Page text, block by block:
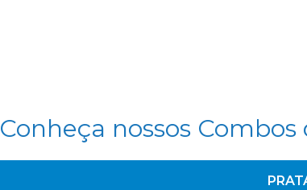
Conheça nossos